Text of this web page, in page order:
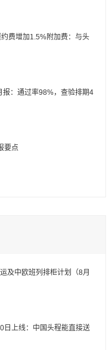
费增加1.5%附加费：与头
：通过率98%，查验排期4
要点
及中欧班列排柜计划（8月
日上线：中国头程能直接送